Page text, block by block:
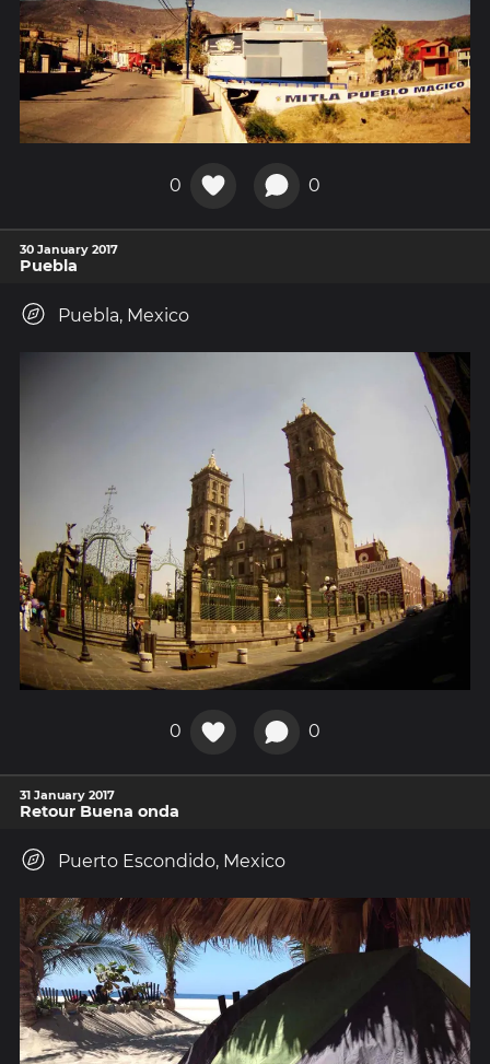
0 0
30 January 2017
Puebla
Puebla, Mexico
0 0
31 January 2017
Retour Buena onda
Puerto Escondido, Mexico